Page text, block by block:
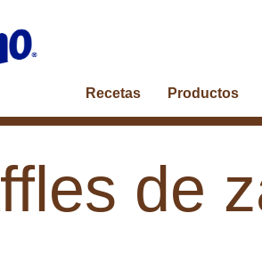
Recetas Productos
de